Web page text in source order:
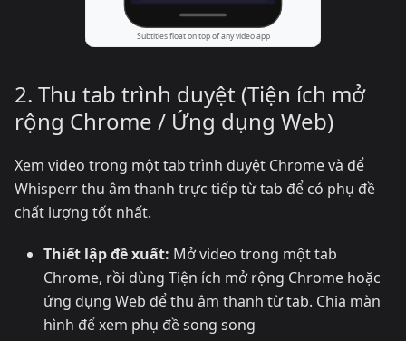
2. Thu tab trình duyệt (Tiện ích mở
rộng Chrome / Ứng dụng Web)
Xem video trong một tab trình duyệt Chrome và để
Whisperr thu âm thanh trực tiếp từ tab để có phụ đề
chất lượng tốt nhất.
Thiết lập đề xuất: Mở video trong một tab
Chrome, rồi dùng Tiện ích mở rộng Chrome hoặc
ứng dụng Web để thu âm thanh từ tab. Chia màn
hình để xem phụ đề song song